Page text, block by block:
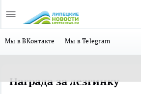
Мы в ВКонтакте Мы в Telegram
Награда за лезгинку